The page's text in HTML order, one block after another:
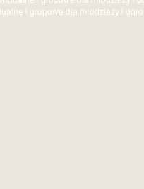
i grupowe dla młodzieży i